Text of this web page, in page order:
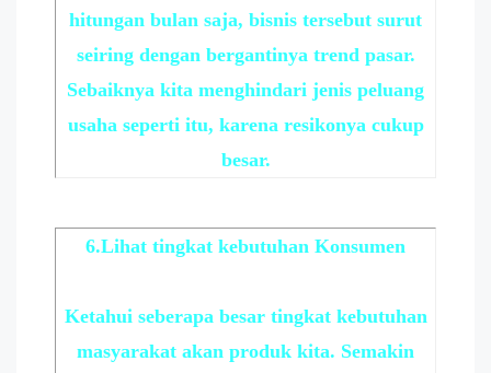
hitungan bulan saja, bisnis tersebut surut
seiring dengan bergantinya trend pasar.
Sebaiknya kita menghindari jenis peluang
usaha seperti itu, karena resikonya cukup
besar.
6.Lihat tingkat kebutuhan Konsumen
Ketahui seberapa besar tingkat kebutuhan
masyarakat akan produk kita. Semakin